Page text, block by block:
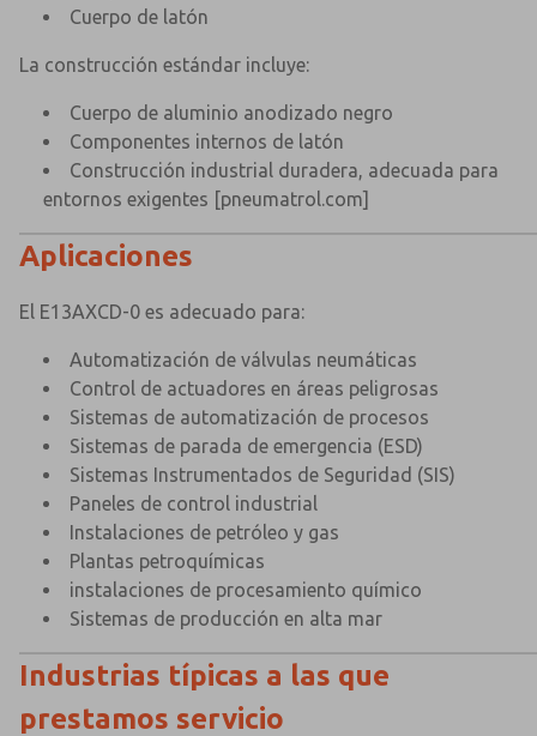
Cuerpo de latón
La construcción estándar incluye:
Cuerpo de aluminio anodizado negro
Componentes internos de latón
Construcción industrial duradera, adecuada para
entornos exigentes [pneumatrol.com]
Aplicaciones
El E13AXCD-0 es adecuado para:
Automatización de válvulas neumáticas
Control de actuadores en áreas peligrosas
Sistemas de automatización de procesos
Sistemas de parada de emergencia (ESD)
Sistemas Instrumentados de Seguridad (SIS)
Paneles de control industrial
Instalaciones de petróleo y gas
Plantas petroquímicas
instalaciones de procesamiento químico
Sistemas de producción en alta mar
Industrias típicas a las que
prestamos servicio